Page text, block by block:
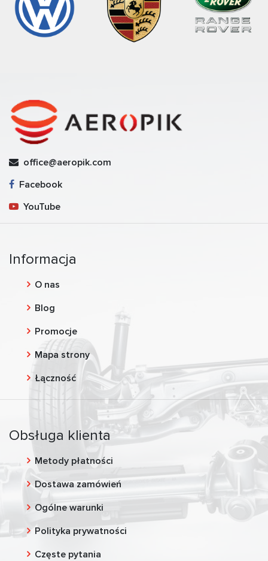
office@aeropik.com
Facebook
YouTube
Informacja
O nas
Blog
Promocje
Mapa strony
Łączność
Obsługa klienta
Metody płatności
Dostawa zamówień
Ogólne warunki
Polityka prywatności
Częste pytania